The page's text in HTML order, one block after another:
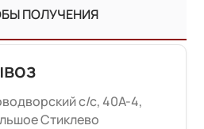
ПОЛУЧЕНИЯ
с/с, 40А-4,
Стиклево